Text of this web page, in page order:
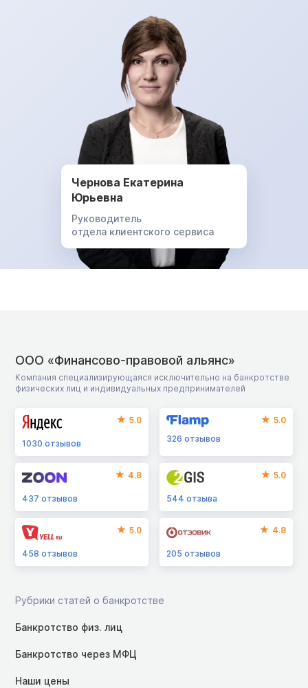
Чернова Екатерина
Юрьевна
Руководитель
отдела клиентского сервиса
ООО «Финансово-правовой альянс»
Компания специализирующаяся исключительно на банкротстве
физических лиц и индивидуальных предпринимателей
5.0
1030 отзывов
5.0
326отзывов
4.8
437 отзывов
5.0
544отзыва
5.0
458 отзывов
4.8
205отзывов
Рубрики статей о банкротстве
Банкротство физ. лиц
Банкротство через МФЦ
Наши цены